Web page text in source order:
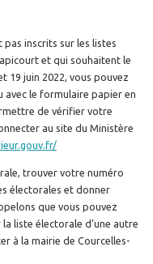
pas inscrits sur les listes
et qui souhaitent le
19 juin 2022, vous pouvez
avec le formulaire papier en
de vérifier votre
au site du Ministère
trouver votre numéro
électorales et donner
que vous pouvez
liste électorale d’une autre
à la mairie de Courcelles-